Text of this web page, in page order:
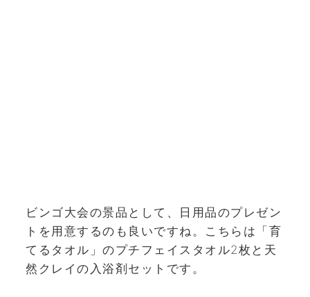
ビンゴ大会の景品として、日用品のプレゼン
トを用意するのも良いですね。こちらは「育
てるタオル」のプチフェイスタオル2枚と天
然クレイの入浴剤セットです。